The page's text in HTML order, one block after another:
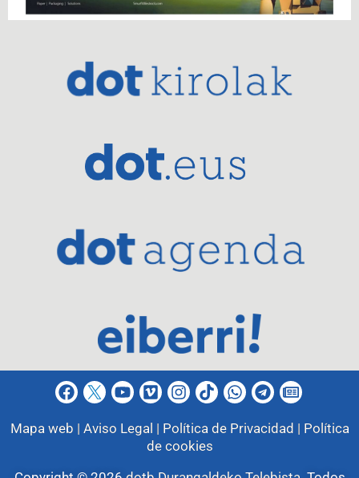
Mapa web | Aviso Legal | Política de Privacidad | Política
de cookies